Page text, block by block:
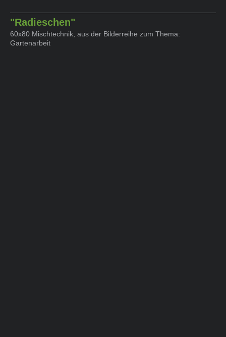
"Radieschen"
60x80 Mischtechnik, aus der Bilderreihe zum Thema:
Gartenarbeit